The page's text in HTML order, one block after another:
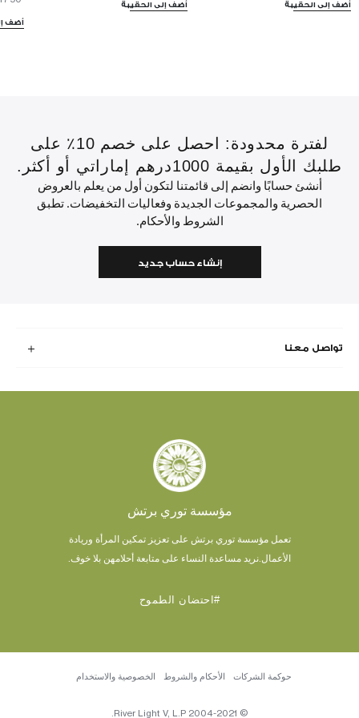
أضف إلى الحقيبة أضف إلى الحقيبة
أضف
لفترة محدودة: احصل على خصم 10٪ على
طلبك الأول بقيمة 1000درهم إماراتي أو أكثر.
أنشئ حسابًا وانضم إلى قائمتنا لتكون أول من يعلم بالعروض
الحصرية والمجموعات الجديدة وفعاليات التخفيضات. تطبق
الشروط والأحكام.
إنشاء حساب جديد
تواصل معنا
مؤسسة توري برتش
تعمل مؤسسة توري برتش على تعزيز تمكين المرأة وريادة
الأعمال. نريد مساعدة النساء على متابعة أحلامهن بلا خوف.
#احتضان الطموح
© 2004-2021 River Light V, L.P.
حوكمة الشركات الأحكام والشروط الخصوصية والاستخدام